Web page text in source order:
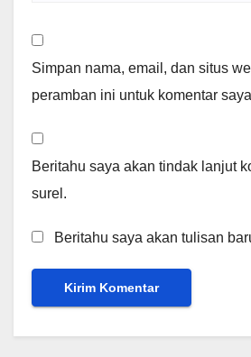
Simpan nama, email, dan situs
peramban ini untuk komentar
Beritahu saya akan tindak lanjut
surel.
Beritahu saya akan tulisan